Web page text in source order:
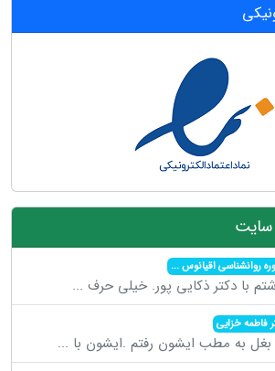
سایت
روانشناسی اقیانوس...
با دکتر ذکایی پور. خیلی حرف ...
فاطمه خزایی
به مطب ایشون رفتم .ایشون با ...